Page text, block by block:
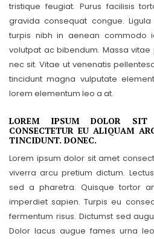
tristique feugiat. Purus facilisis
gravida consequat congue.
turpis nibh in aenean commodo
volutpat ac bibendum. Massa
nec sit. Vitae ut venenatis
tincidunt magna vulputate
lorem elementum leo a at.
LOREM IPSUM DOLOR SIT
CONSECTETUR EU ALIQUAM
TINCIDUNT. DONEC.
Lorem ipsum dolor sit amet
viverra arcu pretium dictum.
sed a pharetra. Quisque tortor
imperdiet sapien. Turpis eu
fermentum risus. Dictumst sed
Dolor lacus augue fames urna